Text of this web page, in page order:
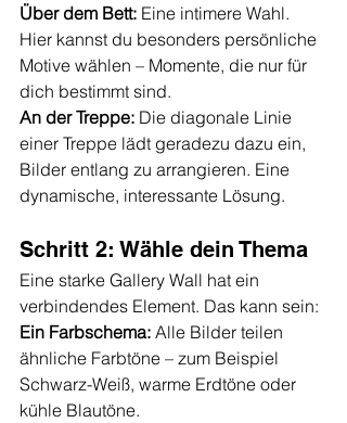
Über dem Bett: Eine intimere Wahl.
Hier kannst du besonders persönliche
Motive wählen – Momente, die nur für
dich bestimmt sind.
An der Treppe: Die diagonale Linie
einer Treppe lädt geradezu dazu ein,
Bilder entlang zu arrangieren. Eine
dynamische, interessante Lösung.
Schritt 2: Wähle dein Thema
Eine starke Gallery Wall hat ein
verbindendes Element. Das kann sein:
Ein Farbschema: Alle Bilder teilen
ähnliche Farbtöne – zum Beispiel
Schwarz-Weiß, warme Erdtöne oder
kühle Blautöne.